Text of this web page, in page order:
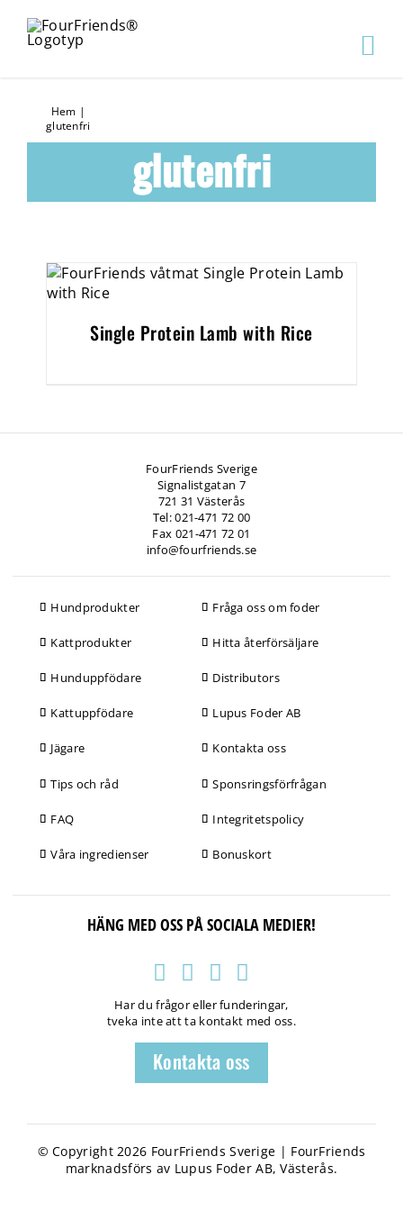
Hem |
glutenfri
glutenfri
Single Protein Lamb with Rice
FourFriends Sverige
Signalistgatan 7
721 31 Västerås
Tel: 021-471 72 00
Fax 021-471 72 01
info@fourfriends.se
Hundprodukter
Kattprodukter
Hunduppfödare
Kattuppfödare
Jägare
Tips och råd
FAQ
Våra ingredienser
Fråga oss om foder
Hitta återförsäljare
Distributors
Lupus Foder AB
Kontakta oss
Sponsringsförfrågan
Integritetspolicy
Bonuskort
HÄNG MED OSS PÅ SOCIALA MEDIER!
Har du frågor eller funderingar,
tveka inte att ta kontakt med oss.
Kontakta oss
© Copyright 2026 FourFriends Sverige | FourFriends
marknadsförs av Lupus Foder AB, Västerås.